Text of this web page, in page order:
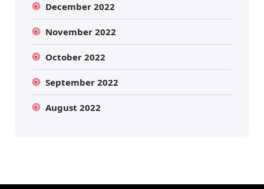
December 2022
November 2022
October 2022
September 2022
August 2022